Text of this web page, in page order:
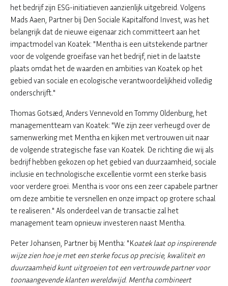
het bedrijf zijn ESG-initiatieven aanzienlijk uitgebreid. Volgens
Mads Aaen, Partner bij Den Sociale Kapitalfond Invest, was het
belangrijk dat de nieuwe eigenaar zich committeert aan het
impactmodel van Koatek: "Mentha is een uitstekende partner
voor de volgende groeifase van het bedrijf, niet in de laatste
plaats omdat het de waarden en ambities van Koatek op het
gebied van sociale en ecologische verantwoordelijkheid volledig
onderschrijft."
Thomas Gotsæd, Anders Vennevold en Tommy Oldenburg, het
managementteam van Koatek: "We zijn zeer verheugd over de
samenwerking met Mentha en kijken met vertrouwen uit naar
de volgende strategische fase van Koatek. De richting die wij als
bedrijf hebben gekozen op het gebied van duurzaamheid, sociale
inclusie en technologische excellentie vormt een sterke basis
voor verdere groei. Mentha is voor ons een zeer capabele partner
om deze ambitie te versnellen en onze impact op grotere schaal
te realiseren." Als onderdeel van de transactie zal het
management team opnieuw investeren naast Mentha.
Peter Johansen, Partner bij Mentha: "Koatek laat op inspirerende
wijze zien hoe je met een sterke focus op precisie, kwaliteit en
duurzaamheid kunt uitgroeien tot een vertrouwde partner voor
toonaangevende klanten wereldwijd. Mentha combineert